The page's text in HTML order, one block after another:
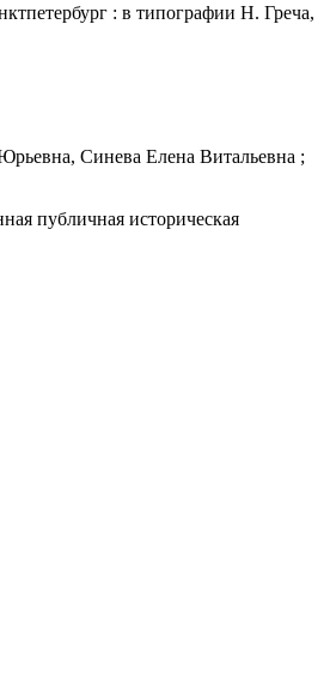
: в типографии Н. Греча,
Синева Елена Витальевна ;
публичная историческая